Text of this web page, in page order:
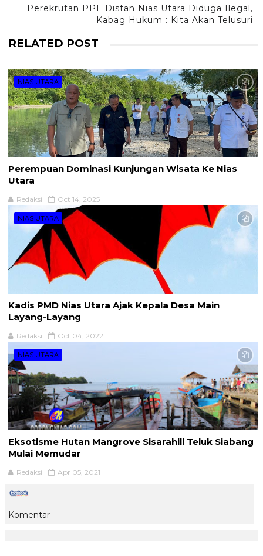
Perekrutan PPL Distan Nias Utara Diduga Ilegal,
Kabag Hukum : Kita Akan Telusuri
RELATED POST
NIAS UTARA
Perempuan Dominasi Kunjungan Wisata Ke Nias
Utara
Redaksi Oct 14, 2025
NIAS UTARA
Kadis PMD Nias Utara Ajak Kepala Desa Main
Layang-Layang
Redaksi Oct 04, 2022
NIAS UTARA
Eksotisme Hutan Mangrove Sisarahili Teluk Siabang
Mulai Memudar
Redaksi Apr 05, 2021
Komentar